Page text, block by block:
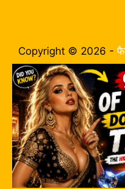
Copyright © 2026 -